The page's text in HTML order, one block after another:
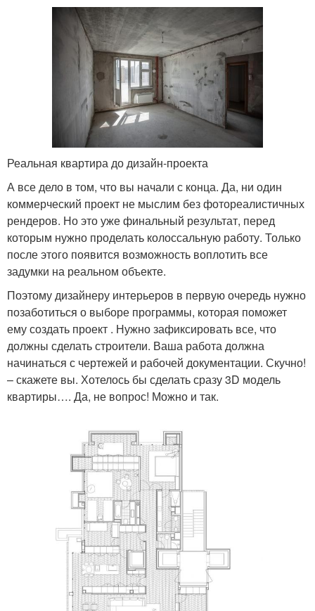
Реальная квартира до дизайн-проекта
А все дело в том, что вы начали с конца. Да, ни один
коммерческий проект не мыслим без фотореалистичных
рендеров. Но это уже финальный результат, перед
которым нужно проделать колоссальную работу. Только
после этого появится возможность воплотить все
задумки на реальном объекте.
Поэтому дизайнеру интерьеров в первую очередь нужно
позаботиться о выборе программы, которая поможет
ему создать проект . Нужно зафиксировать все, что
должны сделать строители. Ваша работа должна
начинаться с чертежей и рабочей документации. Скучно!
– скажете вы. Хотелось бы сделать сразу 3D модель
квартиры…. Да, не вопрос! Можно и так.